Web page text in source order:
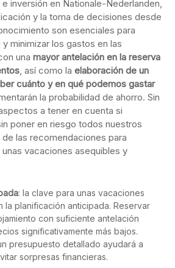
inversión en Nationale-Nederlanden,
y la toma de decisiones desde
son esenciales para
minimizar los gastos en las
una mayor antelación en la reserva
, así como la elaboración de un
cuánto y en qué podemos gastar
la probabilidad de ahorro. Sin
a tener en cuenta si
poner en riesgo todos nuestros
de las recomendaciones para
vacaciones asequibles y
: la clave para unas vacaciones
la planificación anticipada. Reservar
con suficiente antelación
significativamente más bajos.
presupuesto detallado ayudará a
sorpresas financieras.